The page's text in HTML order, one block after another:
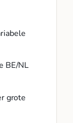
BE/NL
grote